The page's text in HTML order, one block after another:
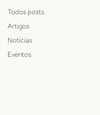
Todos posts
Artigos
Notícias
Eventos